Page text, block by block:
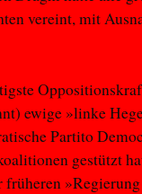
vereint, mit
ewige »linke
Partito
gestützt